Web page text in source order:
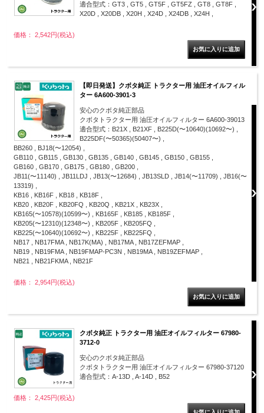
適合型式：GT3 , GT5 , GT5F , GT5FZ , GT8 , GT8F ,
X20D , X20DB , X20H , X24D , X24DB , X24H ,
価格： 2,542円(税込)
【即日発送】クボタ純正 トラクター用 油圧オイルフィル
ター 6A600-3901-3
安心のクボタ純正部品
クボタトラクター用 油圧オイルフィルター 6A600-39013
適合型式：B21X , B21XF , B225D(〜10640)(10692〜) ,
B225DF(〜50365)(50407〜) ,
BB260 , BJ18(〜12054) ,
GB110 , GB115 , GB130 , GB135 , GB140 , GB145 , GB150 , GB155 ,
GB160 , GB170 , GB175 , GB180 , GB200 ,
JB11(〜11140) , JB11LDJ , JB13(〜12684) , JB13SLD , JB14(〜11709) , JB16(〜
13319) ,
KB16 , KB16F , KB18 , KB18F ,
KB20 , KB20F , KB20FQ , KB20Q , KB21X , KB23X ,
KB165(〜10578)(10599〜) , KB165F , KB185 , KB185F ,
KB205(〜12310)(12348〜) , KB205F , KB205FQ ,
KB225(〜10640)(10692〜) , KB225F , KB225FQ ,
NB17 , NB17FMA , NB17K(MA) , NB17MA , NB17ZEFMAP ,
NB19 , NB19FMA , NB19FMAP-PC3N , NB19MA , NB19ZEFMAP ,
NB21 , NB21FKMA , NB21F
価格： 2,954円(税込)
クボタ純正 トラクター用 油圧オイルフィルター 67980-
3712-0
安心のクボタ純正部品
クボタトラクター用 油圧オイルフィルター 67980-37120
適合型式：A-13D , A-14D , B52
価格： 2,425円(税込)